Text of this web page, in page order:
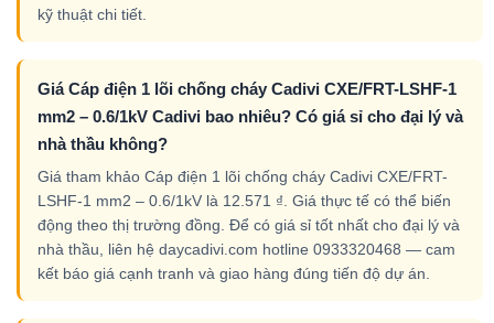
kỹ thuật chi tiết.
Giá Cáp điện 1 lõi chống cháy Cadivi CXE/FRT-LSHF-1
mm2 – 0.6/1kV Cadivi bao nhiêu? Có giá sỉ cho đại lý và
nhà thầu không?
Giá tham khảo Cáp điện 1 lõi chống cháy Cadivi CXE/FRT-
LSHF-1 mm2 – 0.6/1kV là 12.571 ₫. Giá thực tế có thể biến
động theo thị trường đồng. Để có giá sỉ tốt nhất cho đại lý và
nhà thầu, liên hệ daycadivi.com hotline 0933320468 — cam
kết báo giá cạnh tranh và giao hàng đúng tiến độ dự án.